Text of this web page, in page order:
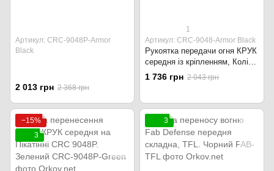
Артикул: CRC-9048P-Armor
Black
2 013 грн 2 368 грн
1
Артикул: CRC-9048-Armor Black
Рукоятка передачи огня КРУК
середня із кріпленням, Колір:
ODGreen Olive Drab Green
1 736 грн 2 043 грн
−15%
3
3